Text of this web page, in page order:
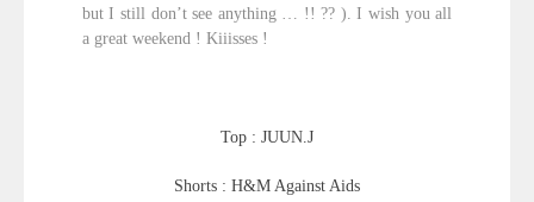
but I still don’t see anything … !! ?? ). I wish you all
a great weekend ! Kiiisses !
Top : JUUN.J
Shorts : H&M Against Aids